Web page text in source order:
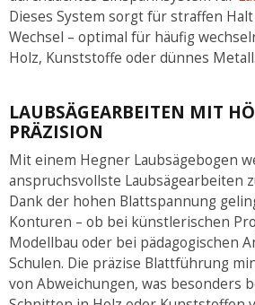
Dieses System sorgt für straffen
Wechsel – optimal für häufig
Holz, Kunststoffe oder dünnes Metall.
LAUBSÄGEARBEITEN MIT
PRÄZISION
Mit einem Hegner Laubsägebogen
anspruchsvollste Laubsägearbeiten
Dank der hohen Blattspannung
Konturen – ob bei künstlerischen
Modellbau oder bei pädagogischen
Schulen. Die präzise Blattführung
von Abweichungen, was besonders